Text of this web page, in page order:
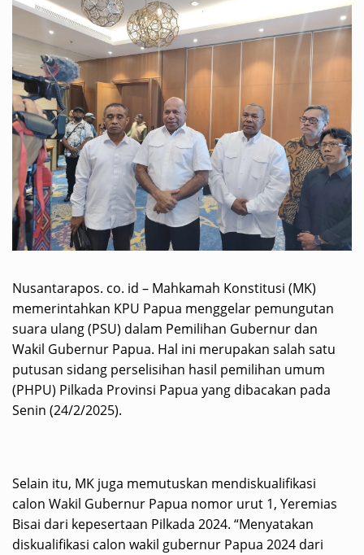
Nusantarapos. co. id – Mahkamah Konstitusi (MK)
memerintahkan KPU Papua menggelar pemungutan
suara ulang (PSU) dalam Pemilihan Gubernur dan
Wakil Gubernur Papua. Hal ini merupakan salah satu
putusan sidang perselisihan hasil pemilihan umum
(PHPU) Pilkada Provinsi Papua yang dibacakan pada
Senin (24/2/2025).
Selain itu, MK juga memutuskan mendiskualifikasi
calon Wakil Gubernur Papua nomor urut 1, Yeremias
Bisai dari kepesertaan Pilkada 2024. “Menyatakan
diskualifikasi calon wakil gubernur Papua 2024 dari